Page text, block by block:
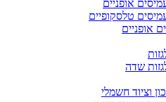
אופניים
טלסקופיים
אופניים
שדה
וציוד חשמלי